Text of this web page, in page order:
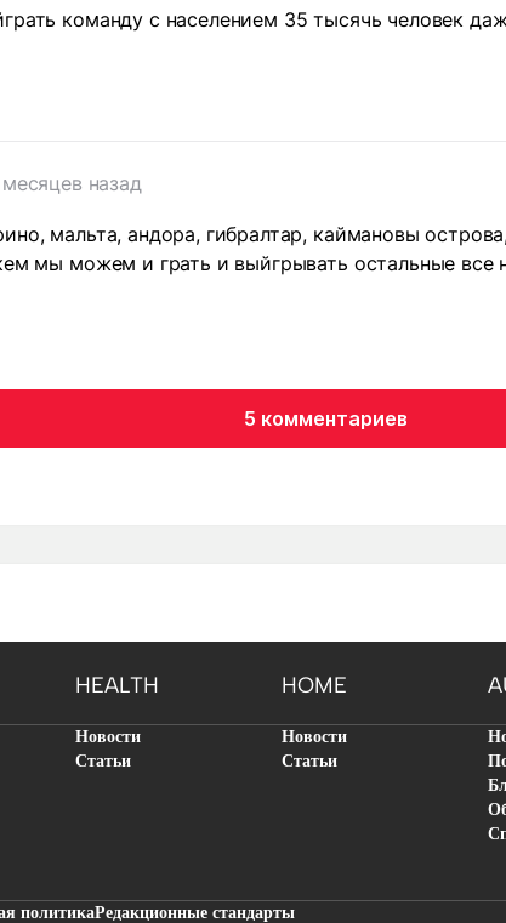
команду с населением 35 тысячь человек
назад
мальта, андора, гибралтар, каймановы
мы можем и грать и выйгрывать остальные все
5 комментариев
HEALTH HOME
Новости
Статьи
Новости
Статьи
политикаРедакционные стандарты